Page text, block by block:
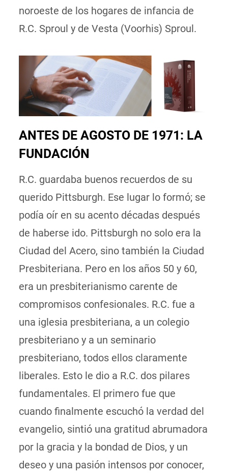
noroeste de los hogares de infancia de
R.C. Sproul y de Vesta (Voorhis) Sproul.
ANTES DE AGOSTO DE 1971: LA
FUNDACIÓN
R.C. guardaba buenos recuerdos de su
querido Pittsburgh. Ese lugar lo formó; se
podía oír en su acento décadas después
de haberse ido. Pittsburgh no solo era la
Ciudad del Acero, sino también la Ciudad
Presbiteriana. Pero en los años 50 y 60,
era un presbiterianismo carente de
compromisos confesionales. R.C. fue a
una iglesia presbiteriana, a un colegio
presbiteriano y a un seminario
presbiteriano, todos ellos claramente
liberales. Esto le dio a R.C. dos pilares
fundamentales. El primero fue que
cuando finalmente escuchó la verdad del
evangelio, sintió una gratitud abrumadora
por la gracia y la bondad de Dios, y un
deseo y una pasión intensos por conocer,